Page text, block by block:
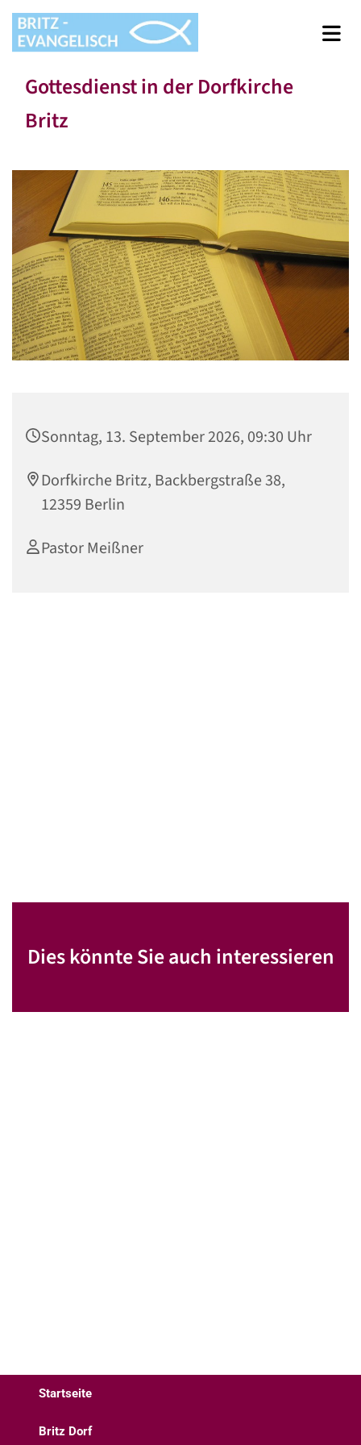
Gottesdienst in der Dorfkirche
Britz
Sonntag, 13. September 2026, 09:30 Uhr
Dorfkirche Britz, Backbergstraße 38,
12359 Berlin
Pastor Meißner
Dies könnte Sie auch interessieren
Startseite
Britz Dorf